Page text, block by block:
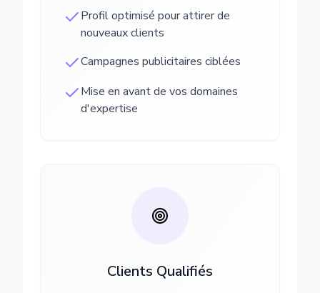
Profil optimisé pour attirer de
nouveaux clients
Campagnes publicitaires ciblées
Mise en avant de vos domaines
d'expertise
Clients Qualifiés